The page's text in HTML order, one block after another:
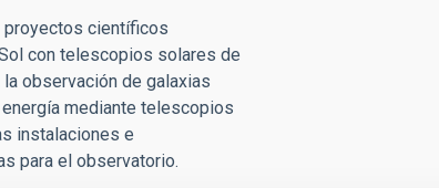
proyectos científicos
con telescopios solares de
la observación de galaxias
mediante telescopios
instalaciones e
para el observatorio.